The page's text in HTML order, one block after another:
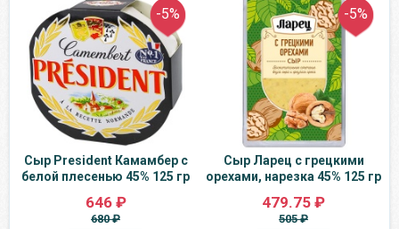
-5%
Сыр President Камамбер с
белой плесенью 45% 125 гр
646 ₽
680 ₽
-5%
Сыр Ларец с грецкими
орехами, нарезка 45% 125 гр
479.75 ₽
505 ₽